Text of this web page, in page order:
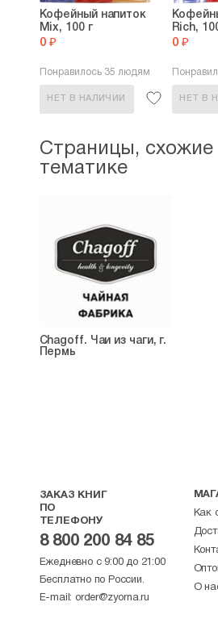
Кофейный напиток
Mix, 100 г
0 ₽
Понравилось 35 людям
НЕТ В НАЛИЧИИ
Rich,
0 ₽
НЕТ В
Страницы, схожие
тематике
Сhagoff. Чаи из чаги, г.
Пермь
ЗАКАЗ КНИГ
ПО
ТЕЛЕФОНУ
8 800 200 84 85
Ежедневно с 9:00 до 21:00
Бесплатно по России.
E-mail: order@zyorna.ru
Как
О